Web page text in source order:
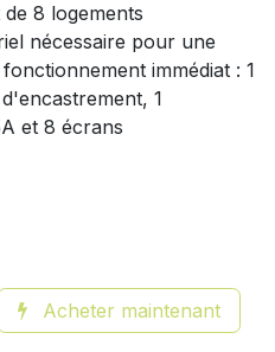
8 logements
nécessaire pour une
immédiat : 1
1
et 8 écrans
Acheter maintenant